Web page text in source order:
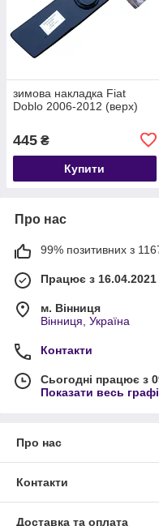
зимова накладка Fiat
Doblo 2006-2012 (верх)
445 ₴
Купити
Про нас
99% позитивних з 1167
Працює з 16.04.2021
м. Вінниця
Вінниця, Україна
Контакти
Сьогодні працює з
Показати весь
Про нас
Контакти
Доставка та оплата